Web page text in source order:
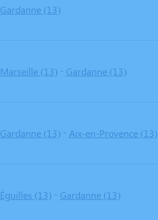
Gardanne (13)
Marseille (13)- Gardanne (13)
Gardanne (13)- Aix-en-Provence (13)
Éguilles (13)- Gardanne (13)